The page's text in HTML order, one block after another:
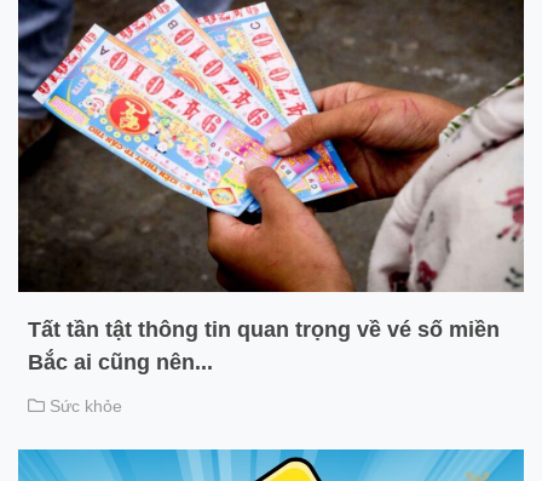
Tất tần tật thông tin quan trọng về vé số miền
Bắc ai cũng nên...
Sức khỏe